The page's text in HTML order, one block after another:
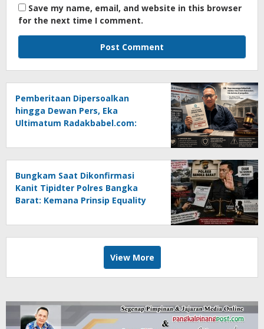
Save my name, email, and website in this browser
for the next time I comment.
Pemberitaan Dipersoalkan
hingga Dewan Pers, Eka
Ultimatum Radakbabel.com:
Tempuh Jalur Hukum
Bungkam Saat Dikonfirmasi
Kanit Tipidter Polres Bangka
Barat: Kemana Prinsip Equality
View More